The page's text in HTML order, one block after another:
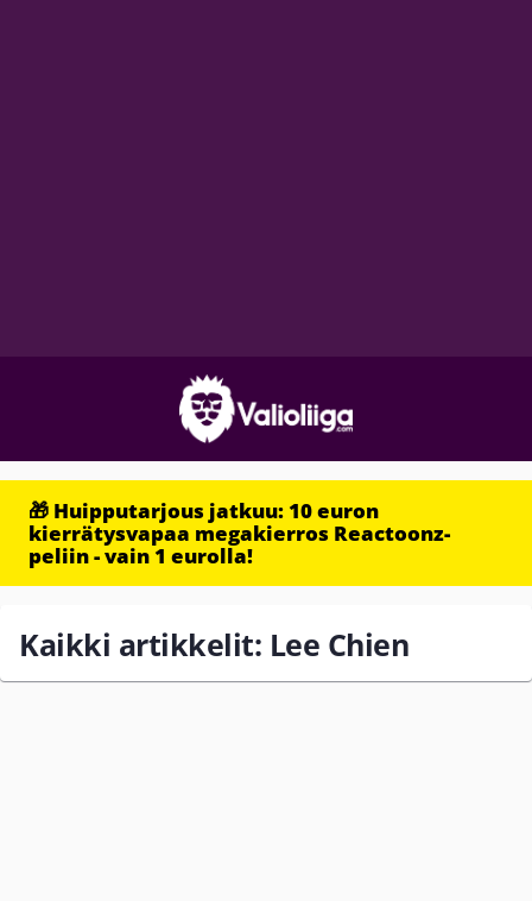
🎁 Huipputarjous jatkuu: 10 euron
kierrätysvapaa megakierros Reactoonz-
peliin - vain 1 eurolla!
Kaikki artikkelit: Lee Chien